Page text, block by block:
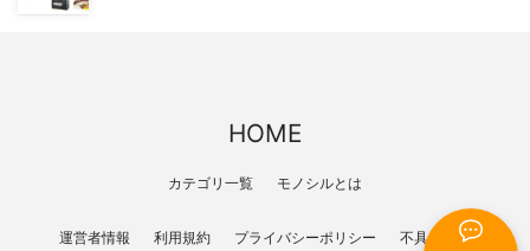
HOME
カテゴリ一覧 モノシルとは
運営者情報 利用規約 プライバシーポリシー 不具合報告